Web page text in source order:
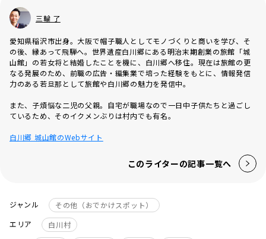
三輪 了
愛知県稲沢市出身。大阪で帽子職人としてモノづくりと商いを学び、そ
の後、縁あって飛騨へ。世界遺産白川郷にある明治末期創業の旅館「城
山館」の若女将と結婚したことを機に、白川郷へ移住。現在は旅館の更
なる発展のため、前職の広告・編集業で培った経験をもとに、情報発信
力のある若旦那として旅館や白川郷の魅力を発信中。
また、子煩悩な二児の父親。自宅が職場なので一日中子供たちと過ごし
ているため、そのイクメンぶりは村内でも有名。
白川郷 城山館のWebサイト
このライターの記事一覧へ
ジャンル
その他（おでかけスポット）
エリア
白川村